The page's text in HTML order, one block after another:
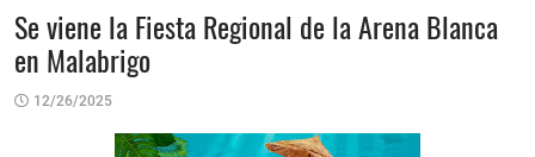
Se viene la Fiesta Regional de la Arena Blanca
en Malabrigo
12/26/2025